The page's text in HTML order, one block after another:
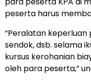
peserta harus
“Peralatan keperluan
sendok, dsb. selama
kursus kerohanian
oleh para peserta,”